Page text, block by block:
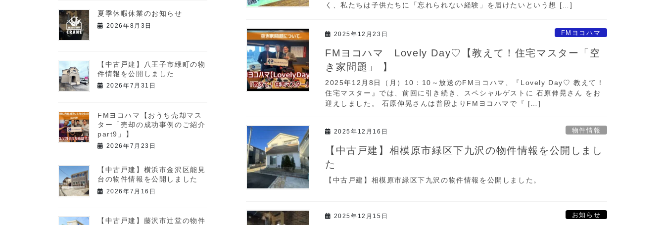
く、私たちは子供たちに「忘れられない経験」を届けたいという想 […]
2025年12月23日 FMヨコハマ
FMヨコハマ Lovely Day♡【教えて！住宅マスター「空
き家問題」 】
2025年12月8日（月）10：10～放送のFMヨコハマ、『Lovely Day♡ 教えて！
住宅マスター』では、前回に引き続き、スペシャルゲストに 石原伸晃さん をお
迎えしました。 石原伸晃さんは普段よりFMヨコハマで『 […]
2025年12月16日 物件情報
【中古戸建】相模原市緑区下九沢の物件情報を公開しまし
た
【中古戸建】相模原市緑区下九沢の物件情報を公開しました。
2025年12月15日 お知らせ
夏季休暇休業のお知らせ
2026年8月3日
【中古戸建】八王子市緑町の物
件情報を公開しました
2026年7月31日
FMヨコハマ【おうち売却マス
ター「売却の成功事例のご紹介
part9」】
2026年7月23日
【中古戸建】横浜市金沢区能見
台の物件情報を公開しました
2026年7月16日
【中古戸建】藤沢市辻堂の物件